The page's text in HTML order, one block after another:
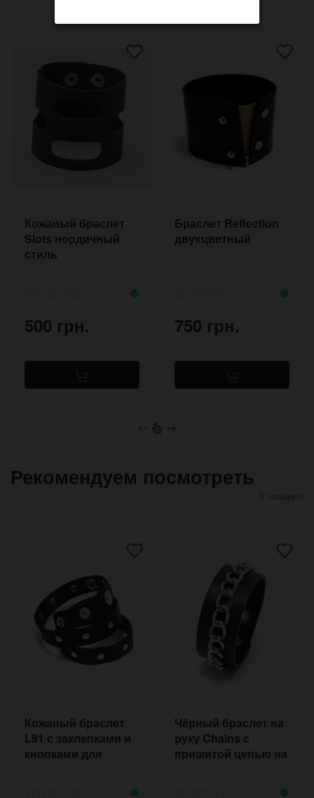
Кожаный браслет
Slots нордичный
стиль
500 грн.
Браслет Reflection
двухцветный
750 грн.
← →
Рекомендуем посмотреть
Кожаный браслет
L81 с заклепками и
кнопками для
Чёрный браслет на
руку Chains с
пришитой цепью на